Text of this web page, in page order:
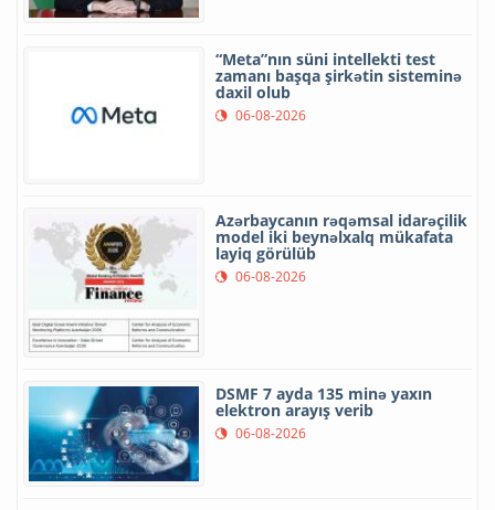
“Meta”nın süni intellekti test
zamanı başqa şirkətin sisteminə
daxil olub
06-08-2026
Azərbaycanın rəqəmsal idarəçilik
model iki beynəlxalq mükafata
layiq görülüb
06-08-2026
DSMF 7 ayda 135 minə yaxın
elektron arayış verib
06-08-2026